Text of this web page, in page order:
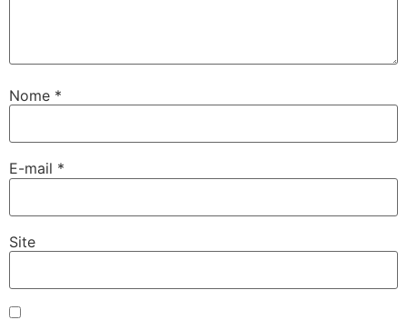
Nome *
E-mail *
Site